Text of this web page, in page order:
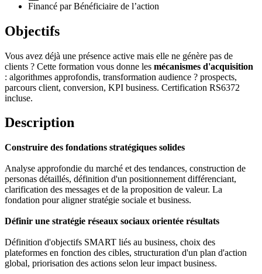
Financé par Bénéficiaire de l’action
Objectifs
Vous avez déjà une présence active mais elle ne génère pas de
clients ? Cette formation vous donne les mécanismes d'acquisition
: algorithmes approfondis, transformation audience ? prospects,
parcours client, conversion, KPI business. Certification RS6372
incluse.
Description
Construire des fondations stratégiques solides
Analyse approfondie du marché et des tendances, construction de
personas détaillés, définition d'un positionnement différenciant,
clarification des messages et de la proposition de valeur. La
fondation pour aligner stratégie sociale et business.
Définir une stratégie réseaux sociaux orientée résultats
Définition d'objectifs SMART liés au business, choix des
plateformes en fonction des cibles, structuration d'un plan d'action
global, priorisation des actions selon leur impact business.